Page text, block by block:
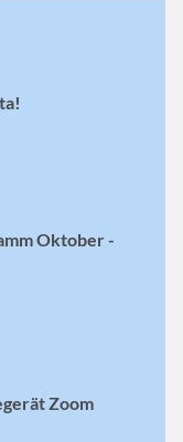
Oktober -
Zoom